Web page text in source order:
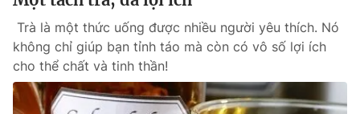
Trà là một thức uống được nhiều người yêu thích. Nó
không chỉ giúp bạn tỉnh táo mà còn có vô số lợi ích
cho thể chất và tinh thần!